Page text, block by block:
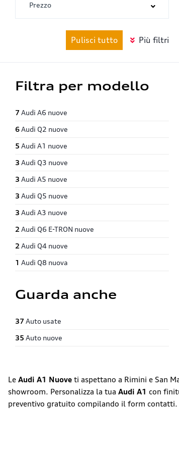
Pulisci tutto Più filtri
Filtra per modello
7 Audi A6 nuove
6Audi Q2 nuove
5 Audi A1 nuove
3 Audi Q3 nuove
3 Audi A5 nuove
3 Audi Q5 nuove
3 Audi A3 nuove
2 Audi Q6 E-TRON nuove
2 Audi Q4 nuove
1 Audi Q8 nuova
Guarda anche
37 Auto usate
35 Auto nuove
Le Audi A1 Nuove ti aspettano a Rimini e San
showroom. Personalizza la tua Audi A1 con
preventivo gratuito compilando il form